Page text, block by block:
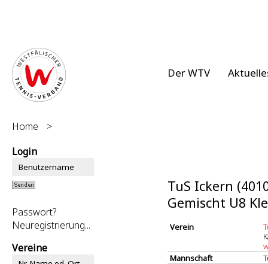
Der WTV
Home
>
Login
Passwort?
Neuregistrierung...
Vereine
TuS Ickern
Gemischt U8
Verein
Mannschaft